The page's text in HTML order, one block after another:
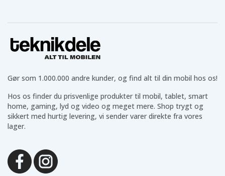
Gør som 1.000.000 andre kunder, og find alt til din mobil hos os!
Hos os finder du prisvenlige produkter til mobil, tablet, smart
home, gaming, lyd og video og meget mere. Shop trygt og
sikkert med hurtig levering, vi sender varer direkte fra vores
lager.